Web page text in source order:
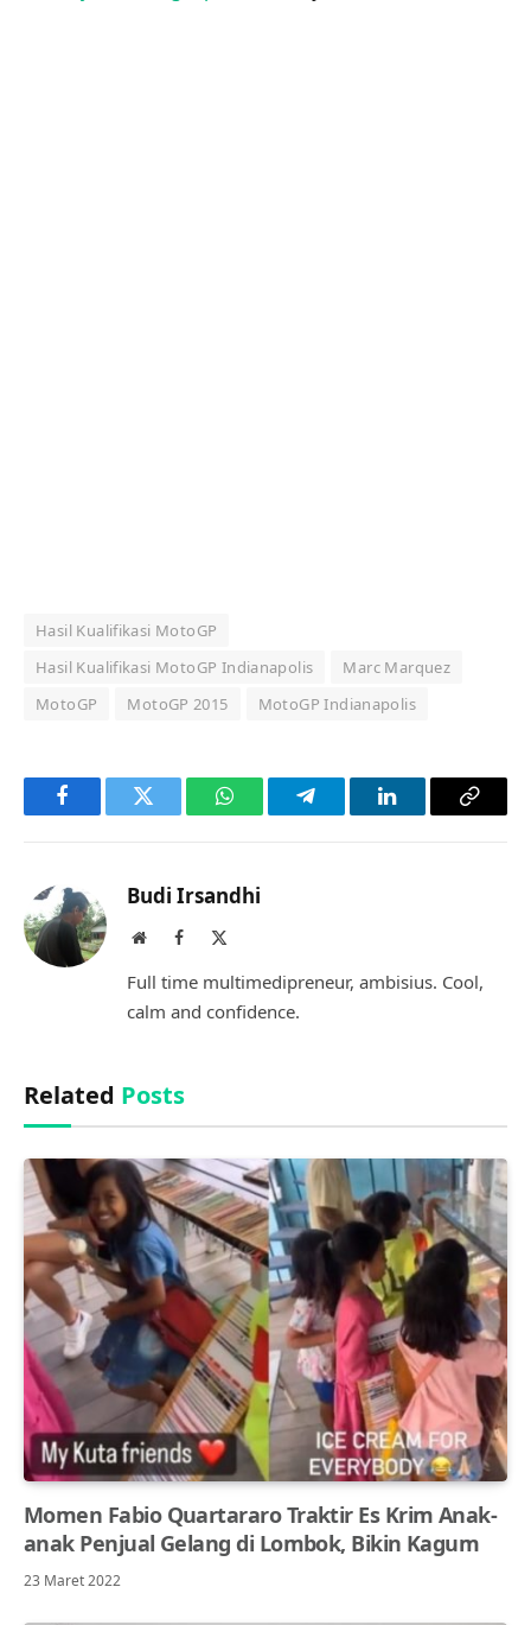
Hasil Kualifikasi MotoGP
Hasil Kualifikasi MotoGP Indianapolis
Marc Marquez
MotoGP
MotoGP 2015 MotoGP Indianapolis
FacebookTwitter WhatsAppTelegramLinkedInCopy
Budi Irsandhi
WebsiteFacebook
Full time multimedipreneur, ambisius. Cool,
calm and confidence.
Related Posts
Momen Fabio Quartararo Traktir Es Krim Anak-
anak Penjual Gelang di Lombok, Bikin Kagum
23 Maret 2022